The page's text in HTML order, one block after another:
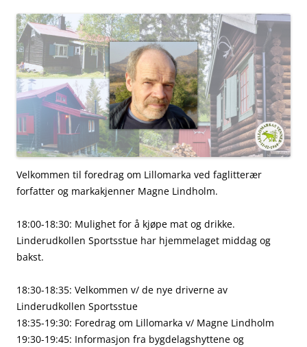
Velkommen til foredrag om Lillomarka ved faglitterær
forfatter og markakjenner Magne Lindholm.
18:00-18:30: Mulighet for å kjøpe mat og drikke.
Linderudkollen Sportsstue har hjemmelaget middag og
bakst.
18:30-18:35: Velkommen v/ de nye driverne av
Linderudkollen Sportsstue
18:35-19:30: Foredrag om Lillomarka v/ Magne Lindholm
19:30-19:45: Informasjon fra bygdelagshyttene og